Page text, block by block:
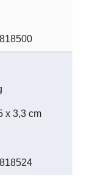
x 3,3 cm